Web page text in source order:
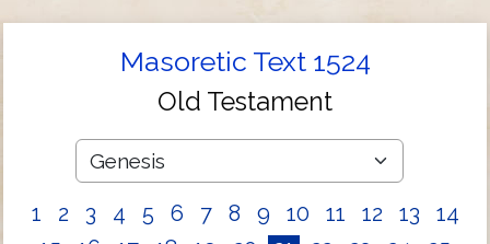
Masoretic Text 1524
Old Testament
1 2 3 4 5 6 7 8 9 10 11 12 13
14